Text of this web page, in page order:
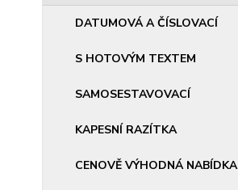
DATUMOVÁ A ČÍSLOVACÍ
S HOTOVÝM TEXTEM
SAMOSESTAVOVACÍ
KAPESNÍ RAZÍTKA
CENOVĚ VÝHODNÁ NABÍDKA